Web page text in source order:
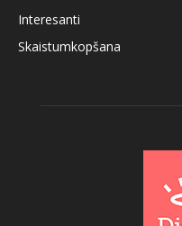
Interesanti
Skaistumkopšana